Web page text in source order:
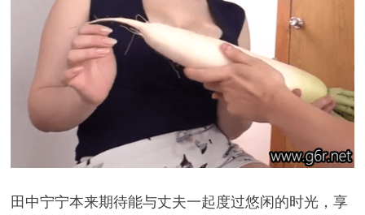
田中宁宁本来期待能与丈夫一起度过悠闲的时光，享